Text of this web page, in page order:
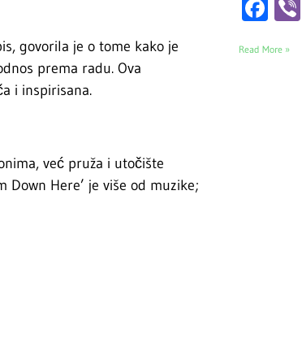
govorila je o tome kako je
prema radu. Ova
i inspirisana.
već pruža i utočište
Down Here’ je više od muzike;
Read More »